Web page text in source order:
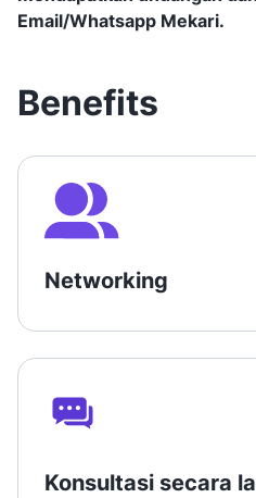
Email/Whatsapp Mekari.
Benefits
Networking
Konsultasi secara